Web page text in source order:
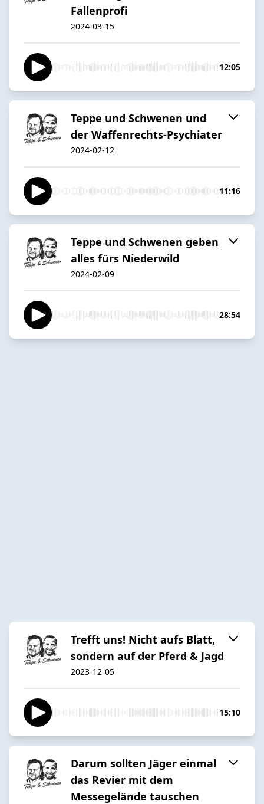
Fallenprofi
2024-03-15
12:05
Teppe und Schwenen und
der Waffenrechts-Psychiater
2024-02-12
11:16
Teppe und Schwenen geben
alles fürs Niederwild
2024-02-09
28:54
Trefft uns! Nicht aufs Blatt,
sondern auf der Pferd & Jagd
2023-12-05
15:10
Darum sollten Jäger einmal
das Revier mit dem
Messegelände tauschen